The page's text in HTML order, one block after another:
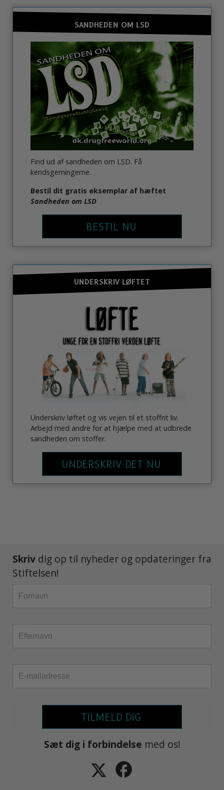
SANDHEDEN OM LSD
Find ud af sandheden om LSD. Få
kendsgerningerne.
Bestil dit gratis eksemplar af hæftet
Sandheden om LSD
BESTIL NU
UNDERSKRIV LØFTET
Underskriv løftet og vis vejen til et stoffrit liv.
Arbejd med andre for at hjælpe med at udbrede
sandheden om stoffer.
UNDERSKRIV DET NU
Skriv dig op til nyheder og opdateringer fra
Stiftelsen!
TILMELD DIG
Sæt dig i forbindelse med os!